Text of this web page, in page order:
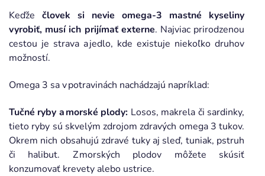
Keďže človek si nevie omega-3 mastné kyseliny
vyrobiť, musí ich prijímať externe. Najviac prirodzenou
cestou je strava a jedlo, kde existuje niekoľko druhov
možností.
Omega 3 sa v potravinách nachádzajú napríklad:
Tučné ryby a morské plody: Losos, makrela či sardinky,
tieto ryby sú skvelým zdrojom zdravých omega 3 tukov.
Okrem nich obsahujú zdravé tuky aj sleď, tuniak, pstruh
či halibut. Z morských plodov môžete skúsiť
konzumovať krevety alebo ustrice.